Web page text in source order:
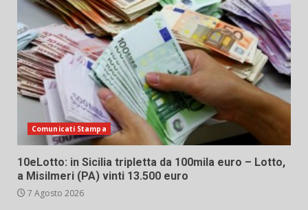
Comunicati Stampa
10eLotto: in Sicilia tripletta da 100mila euro – Lotto,
a Misilmeri (PA) vinti 13.500 euro
7 Agosto 2026